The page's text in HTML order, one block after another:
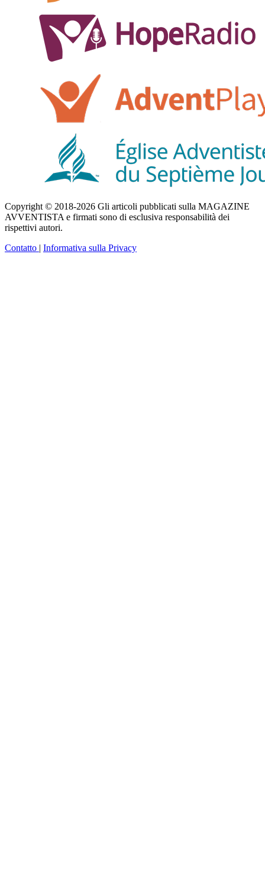
Copyright © 2018-2026 Gli articoli pubblicati sulla MAGAZINE
AVVENTISTA e firmati sono di esclusiva responsabilità dei
rispettivi autori.
Contatto | Informativa sulla Privacy